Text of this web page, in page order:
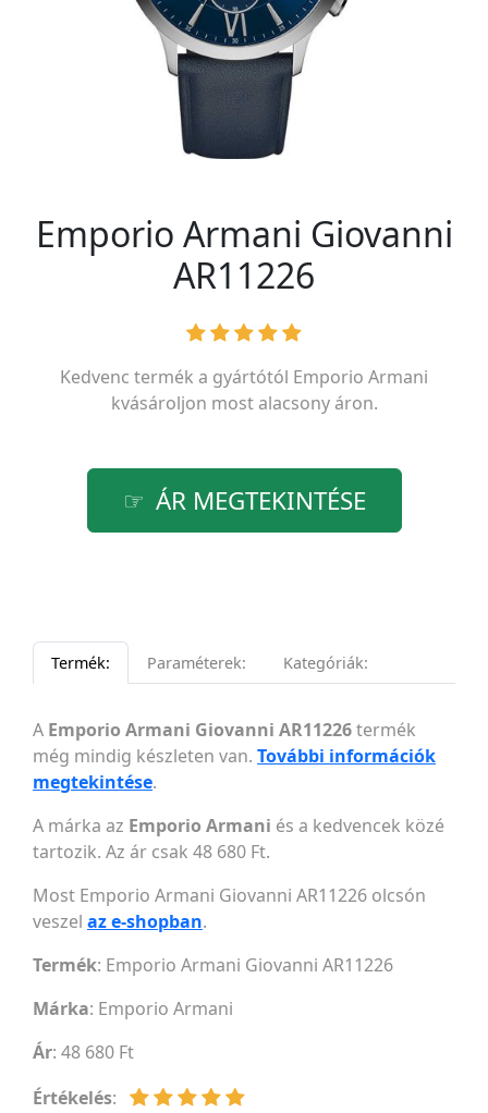
Emporio Armani Giovanni
AR11226
Kedvenc termék a gyártótól Emporio Armani
kvásároljon most alacsony áron.
ÁR MEGTEKINTÉSE
Termék: Paraméterek: Kategóriák:
A Emporio Armani Giovanni AR11226termék
még mindig készleten van. További információk
megtekintése.
A márka az Emporio Armani és a kedvencek közé
tartozik. Az ár csak 48 680 Ft.
Most Emporio Armani Giovanni AR11226 olcsón
veszel az e-shopban.
Termék: Emporio Armani Giovanni AR11226
Márka: Emporio Armani
Ár: 48 680 Ft
Értékelés: